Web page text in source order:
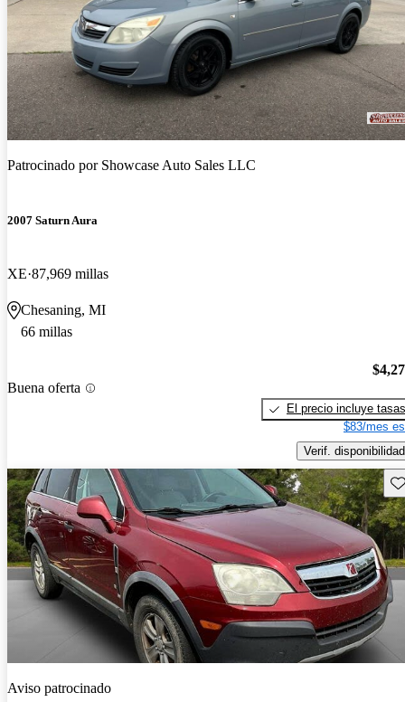
Patrocinado por Showcase Auto Sales LLC
2007 Saturn Aura
XE 87,969 millas
Chesaning, MI
66 millas
Buena oferta
El precio incluye tasas
$83/mes
Verif. disponibilidad
Aviso patrocinado